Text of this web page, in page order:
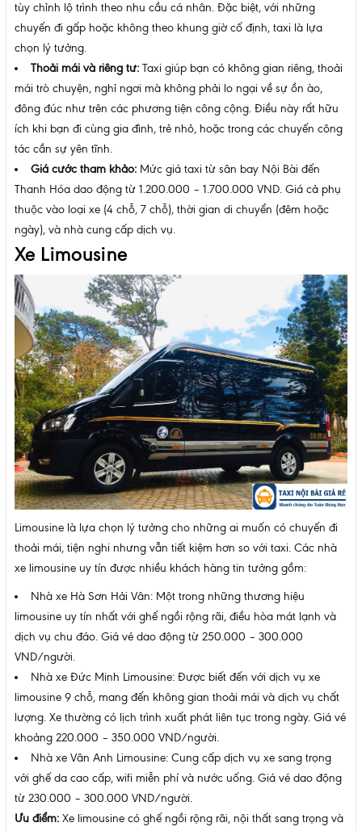
tùy chỉnh lộ trình theo nhu cầu cá nhân. Đặc biệt, với những
chuyến đi gấp hoặc không theo khung giờ cố định, taxi là lựa
chọn lý tưởng.
Thoải mái và riêng tư: Taxi giúp bạn có không gian riêng, thoải
mái trò chuyện, nghỉ ngơi mà không phải lo ngại về sự ồn ào,
đông đúc như trên các phương tiện công cộng. Điều này rất hữu
ích khi bạn đi cùng gia đình, trẻ nhỏ, hoặc trong các chuyến công
tác cần sự yên tĩnh.
Giá cước tham khảo: Mức giá taxi từ sân bay Nội Bài đến
Thanh Hóa dao động từ 1.200.000 – 1.700.000 VND. Giá cả phụ
thuộc vào loại xe (4 chỗ, 7 chỗ), thời gian di chuyển (đêm hoặc
ngày), và nhà cung cấp dịch vụ.
Xe Limousine
Limousine là lựa chọn lý tưởng cho những ai muốn có chuyến đi
thoải mái, tiện nghi nhưng vẫn tiết kiệm hơn so với taxi. Các nhà
xe limousine uy tín được nhiều khách hàng tin tưởng gồm:
Nhà xe Hà Sơn Hải Vân: Một trong những thương hiệu
limousine uy tín nhất với ghế ngồi rộng rãi, điều hòa mát lạnh và
dịch vụ chu đáo. Giá vé dao động từ 250.000 – 300.000
VND/người.
Nhà xe Đức Minh Limousine: Được biết đến với dịch vụ xe
limousine 9 chỗ, mang đến không gian thoải mái và dịch vụ chất
lượng. Xe thường có lịch trình xuất phát liên tục trong ngày. Giá vé
khoảng 220.000 – 350.000 VND/người.
Nhà xe Vân Anh Limousine: Cung cấp dịch vụ xe sang trọng
với ghế da cao cấp, wifi miễn phí và nước uống. Giá vé dao động
từ 230.000 – 300.000 VND/người.
Ưu điểm: Xe limousine có ghế ngồi rộng rãi, nội thất sang trọng và